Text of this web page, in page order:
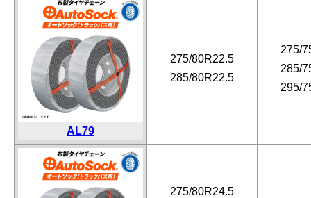
AL79
275/80R22.5
285/80R22.5
275/
285/
295/
275/80R24.5